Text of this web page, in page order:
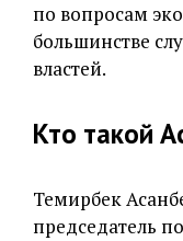
по вопросам
большинстве
властей.
Кто такой
Темирбек
председатель